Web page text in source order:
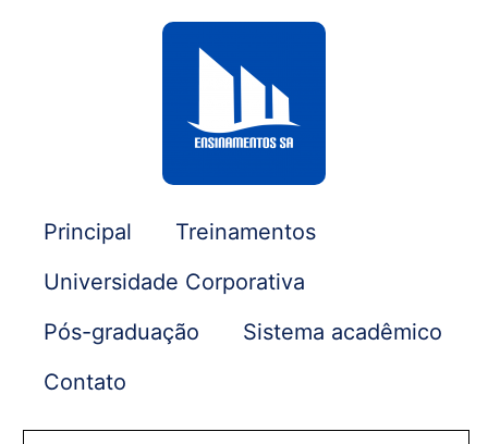
Principal
Treinamentos
Universidade Corporativa
Pós-graduação
Sistema acadêmico
Contato